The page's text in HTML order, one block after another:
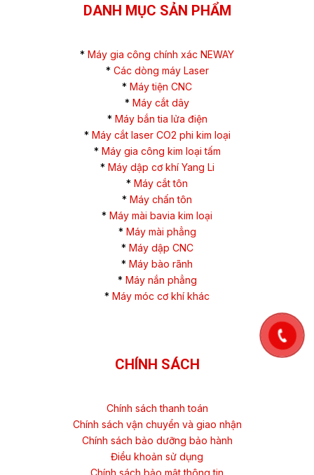
DANH MỤC SẢN PHẨM
* Máy gia công chính xác NEWAY
* Các dòng máy Laser
* Máy tiện CNC
* Máy cắt dây
* Máy bắn tia lửa điện
* Máy cắt laser CO2 phi kim loại
* Máy gia công kim loại tấm
* Máy dập cơ khí Yang Li
* Máy cắt tôn
* Máy chấn tôn
* Máy mài bavia kim loại
* Máy mài phẳng
* Máy dập CNC
* Máy bào rãnh
* Máy nắn phẳng
* Máy móc cơ khí khác
CHÍNH SÁCH
Chính sách thanh toán
Chính sách vận chuyển và giao nhận
Chính sách bảo dưỡng bảo hành
Điều khoản sử dụng
Chính sách bảo mật thông tin